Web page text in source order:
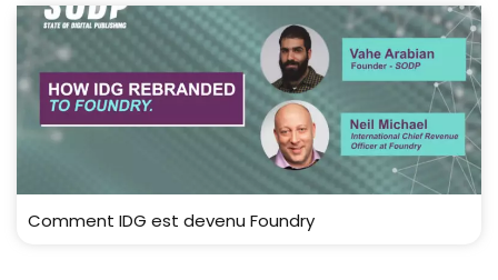
Comment IDG est devenu Foundry